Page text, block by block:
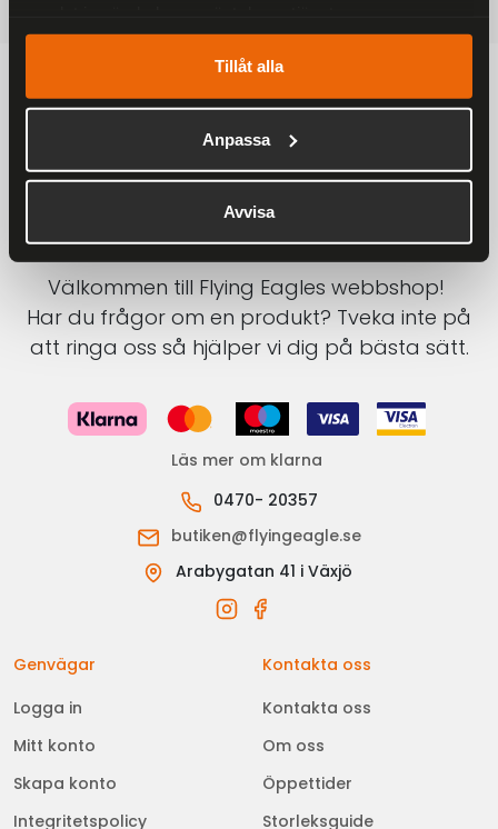
Tillåt alla
Anpassa
Avvisa
Välkommen till Flying Eagles webbshop!
Har du frågor om en produkt? Tveka inte på
att ringa oss så hjälper vi dig på bästa sätt.
Läs mer om klarna
0470- 20357
butiken@flyingeagle.se
Arabygatan 41 i Växjö
Genvägar
Logga in
Mitt konto
Skapa konto
Integritetspolicy
Kontakta oss
Kontakta oss
Om oss
Öppettider
Storleksguide